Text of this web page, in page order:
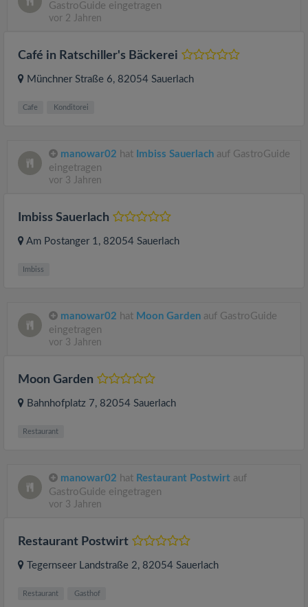
GastroGuide eingetragen
vor 2 Jahren
Café in Ratschiller's Bäckerei
Münchner Straße 6, 82054 Sauerlach
Cafe Konditorei
manowar02 hat Imbiss Sauerlach auf GastroGuide
eingetragen
vor 3 Jahren
Imbiss Sauerlach
Am Postanger 1, 82054 Sauerlach
Imbiss
manowar02 hat Moon Garden auf GastroGuide
eingetragen
vor 3 Jahren
Moon Garden
Bahnhofplatz 7, 82054 Sauerlach
Restaurant
manowar02 hat Restaurant Postwirt auf
GastroGuide eingetragen
vor 3 Jahren
Restaurant Postwirt
Tegernseer Landstraße 2, 82054 Sauerlach
Restaurant Gasthof